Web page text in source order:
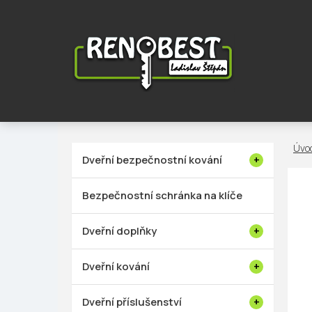
Dveřní bezpečnostní kování
Bezpečnostní schránka na klíče
Dveřní doplňky
Dveřní kování
Dveřní příslušenství